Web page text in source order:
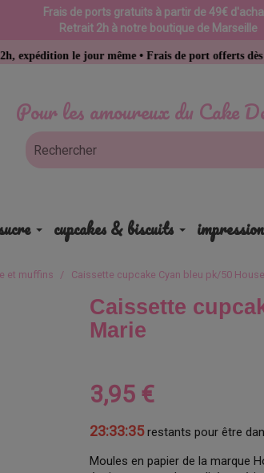
Frais de ports gratuits à partir de 49€
Retrait 2h à notre boutique de Marseille
Pour les amoureux du Cake
le jour même • Frais de port offerts dès 49 € d’achat
cupcakes & biscuits
et muffins Caissette cupcake Cyan bleu pk/50
Caissette
Marie
3,95 €
23:33:34restants pour être
Moules en papier de la marque